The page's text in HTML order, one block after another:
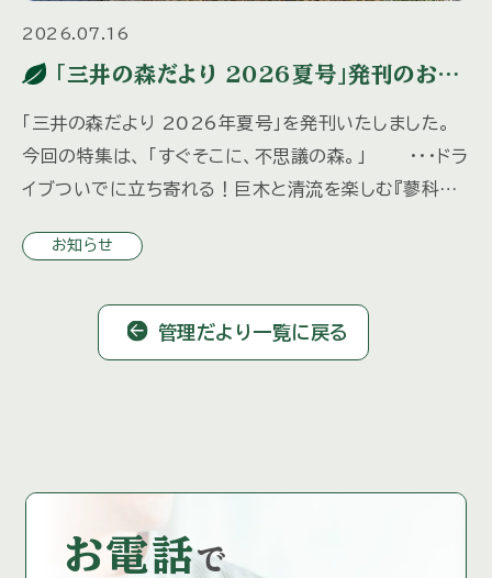
2026.07.16
「三井の森だより 2026夏号」発刊のお知
「三井の森だより 2026年夏号」を発刊いたしました。
今回の特集は、 「すぐそこに、不思議の森。」 ・・・ドラ
イブついでに立ち寄れる！巨木と清流を楽しむ『蓼科大
お知らせ
管理だより一覧に戻る
お電話で